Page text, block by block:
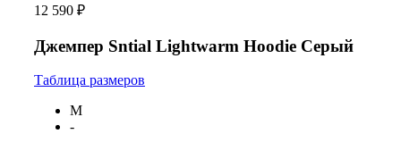
12 590 ₽
Джемпер Sntial Lightwarm Hoodie Серый
Таблица размеров
M
-